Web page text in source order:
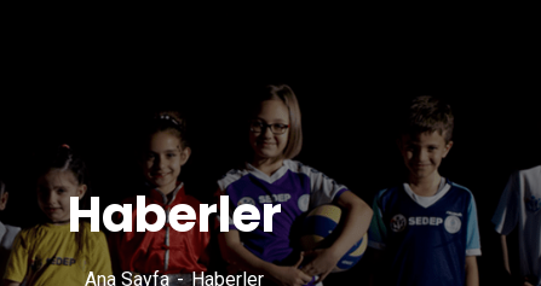
Haberler
Ana Sayfa Haberler